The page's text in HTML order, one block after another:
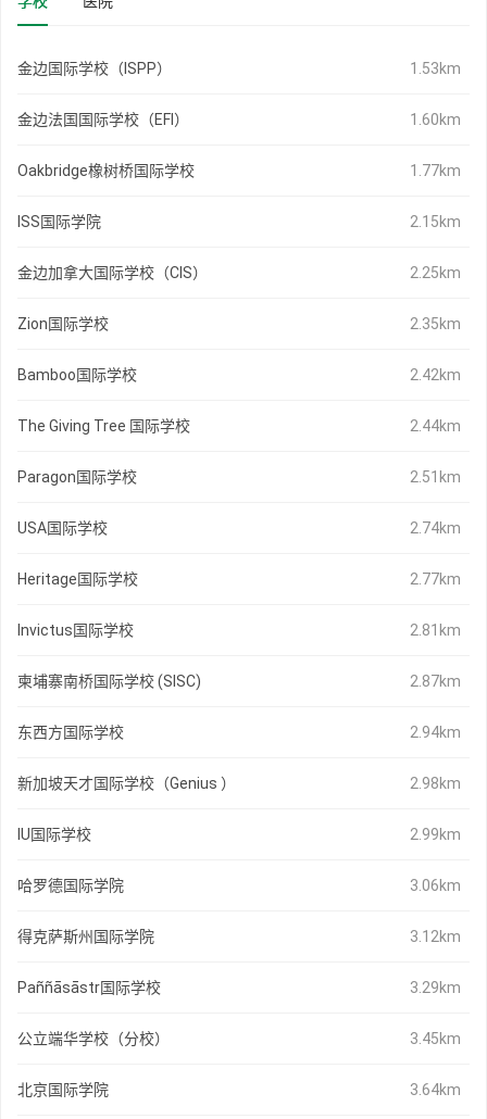
金边国际学校（ISPP） 1.53km
金边法国国际学校（EFI） 1.60km
Oakbridge橡树桥国际学校 1.77km
ISS国际学院 2.15km
金边加拿大国际学校（CIS） 2.25km
Zion国际学校 2.35km
Bamboo国际学校 2.42km
The Giving Tree 国际学校 2.44km
Paragon国际学校 2.51km
USA国际学校 2.74km
Heritage国际学校 2.77km
Invictus国际学校 2.81km
柬埔寨南桥国际学校 (SISC) 2.87km
东西方国际学校 2.94km
新加坡天才国际学校（Genius ） 2.98km
IU国际学校 2.99km
哈罗德国际学院 3.06km
得克萨斯州国际学院 3.12km
Paññāsāstr国际学校 3.29km
公立端华学校（分校） 3.45km
北京国际学院 3.64km